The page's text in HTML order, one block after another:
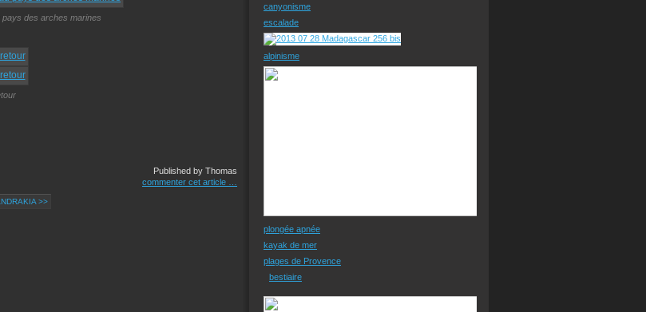
des arches marines
Published by Thomas
commenter cet article
>>
canyonisme
escalade
alpinisme
plongée apnée
kayak de mer
plages de Provence
bestiaire